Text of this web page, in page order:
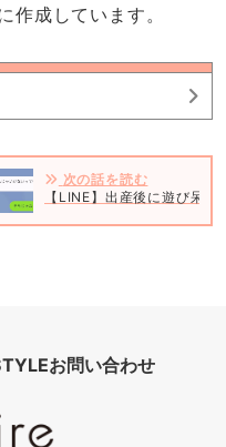
作成しています。
次の話を読む
【LINE】出産後に遊び呆
お問い合わせ